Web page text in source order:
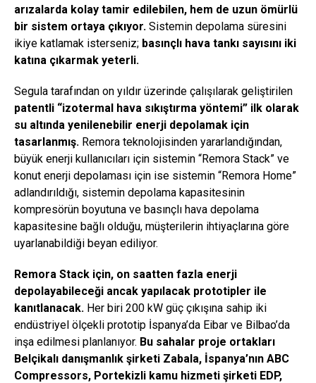
arızalarda kolay tamir edilebilen, hem de uzun ömürlü
bir sistem ortaya çıkıyor. Sistemin depolama süresini
ikiye katlamak isterseniz; basınçlı hava tankı sayısını iki
katına çıkarmak yeterli.
Segula tarafından on yıldır üzerinde çalışılarak geliştirilen
patentli “izotermal hava sıkıştırma yöntemi” ilk olarak
su altında yenilenebilir enerji depolamak için
tasarlanmış. Remora teknolojisinden yararlandığından,
büyük enerji kullanıcıları için sistemin “Remora Stack” ve
konut enerji depolaması için ise sistemin “Remora Home”
adlandırıldığı, sistemin depolama kapasitesinin
kompresörün boyutuna ve basınçlı hava depolama
kapasitesine bağlı olduğu, müşterilerin ihtiyaçlarına göre
uyarlanabildiği beyan ediliyor.
Remora Stack için, on saatten fazla enerji
depolayabileceği ancak yapılacak prototipler ile
kanıtlanacak. Her biri 200 kW güç çıkışına sahip iki
endüstriyel ölçekli prototip İspanya’da Eibar ve Bilbao’da
inşa edilmesi planlanıyor. Bu sahalar proje ortakları
Belçikalı danışmanlık şirketi Zabala, İspanya’nın ABC
Compressors, Portekizli kamu hizmeti şirketi EDP,